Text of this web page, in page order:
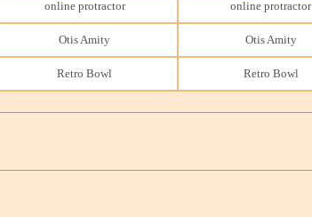
online protractor online protractor
Otis Amity Otis Amity
Retro Bowl Retro Bowl